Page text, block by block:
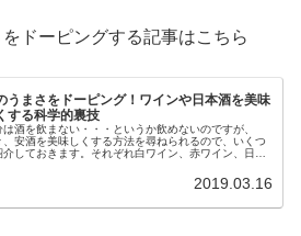
ドーピングする記事はこちら
うまさをドーピング！ワインや日本酒を美味
する科学的裏技
は酒を飲まない・・・というか飲めないのですが、
、安酒を美味しくする方法を尋ねられるので、いくつ
介しておきます。それぞれ白ワイン、赤ワイン、日本
2019.03.16